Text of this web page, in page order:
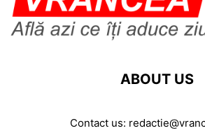
ABOUT US
Contact us: